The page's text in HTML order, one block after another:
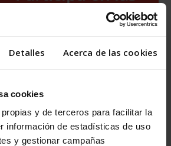
Detalles Acerca de las cookies
cookies
y de terceros para facilitar la
información de estadísticas de uso
y gestionar campañas